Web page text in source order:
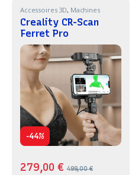
Accessoires 3D, Machines
Creality CR-Scan
Ferret Pro
-44%
279,00€ 499,00€